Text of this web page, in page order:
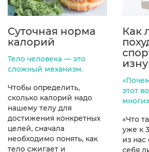
Суточная норма
калорий
Тело человека — это
сложный механизм.
Чтобы определить,
сколько калорий надо
нашему телу для
достижения конкретных
целей, сначала
необходимо понять, как
тело сжигает и
Как
этот
«Что
уже к
из нас
себя